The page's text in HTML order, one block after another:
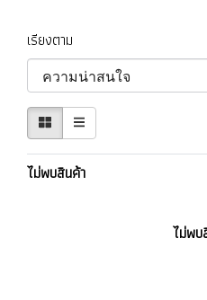
เรียงตาม
ไม่พบสินค้า
ไม่พบ